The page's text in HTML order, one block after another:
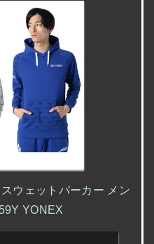
ウェットパーカー メン
YONEX